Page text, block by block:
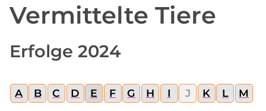
Vermittelte Tiere
Erfolge 2024
A B C D E F G H I J K L M